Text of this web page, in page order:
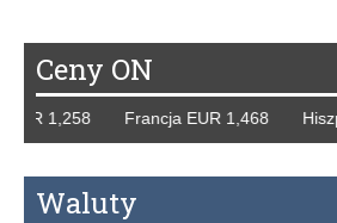
Ceny ON
1,258 Francja EUR 1,468
Waluty